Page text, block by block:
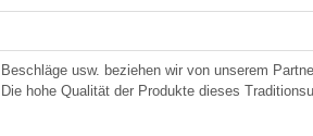
Beschläge usw. beziehen wir von unserem
Die hohe Qualität der Produkte dieses